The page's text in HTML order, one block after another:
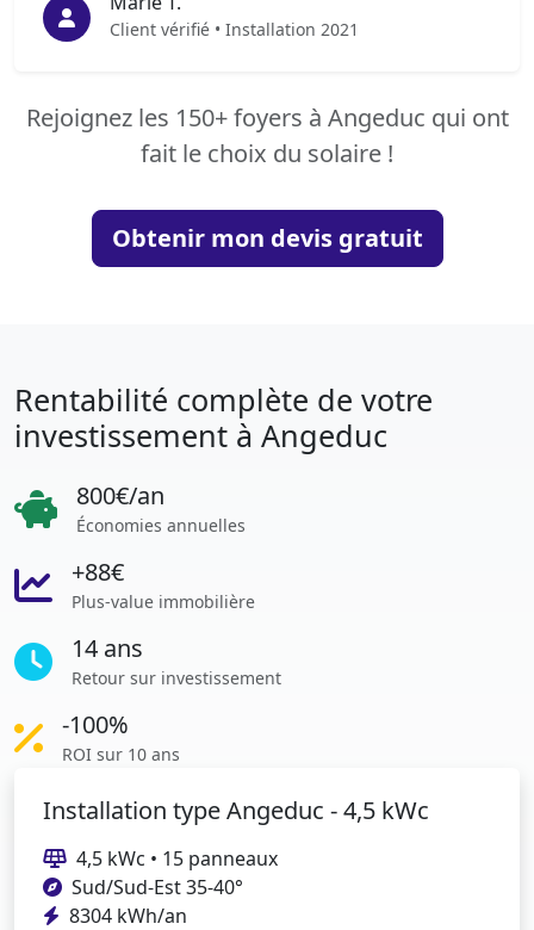
Client vérifié • Installation 2021
Rejoignez les 150+ foyers à Angeduc qui ont
fait le choix du solaire !
Obtenir mon devis gratuit
Rentabilité complète de votre
investissement à Angeduc
800€/an
Économies annuelles
+88€
Plus-value immobilière
14 ans
Retour sur investissement
-100%
ROI sur 10 ans
Installation type Angeduc - 4,5 kWc
4,5 kWc • 15 panneaux
Sud/Sud-Est 35-40°
8304 kWh/an